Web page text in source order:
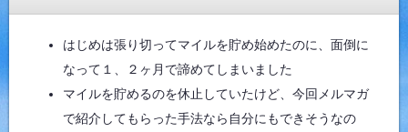
はじめは張り切ってマイルを貯め始めたのに、面倒に
なって１、２ヶ月で諦めてしまいました
マイルを貯めるのを休止していたけど、今回メルマガ
で紹介してもらった手法なら自分にもできそうなの